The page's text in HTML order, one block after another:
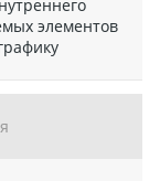
элементов